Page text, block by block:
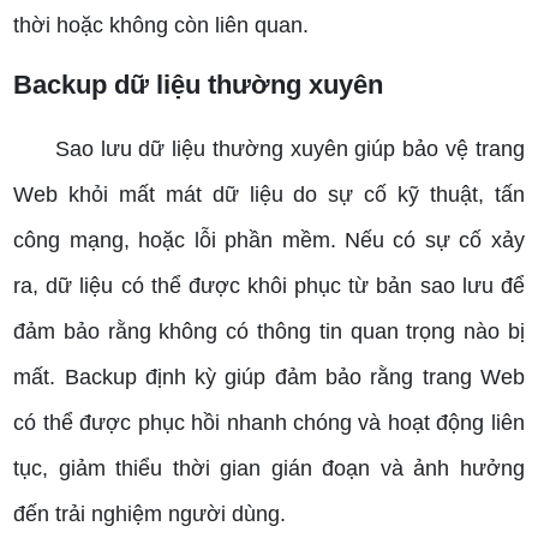
thời hoặc không còn liên quan.
Backup dữ liệu thường xuyên
Sao lưu dữ liệu thường xuyên giúp bảo vệ trang
Web khỏi mất mát dữ liệu do sự cố kỹ thuật, tấn
công mạng, hoặc lỗi phần mềm. Nếu có sự cố xảy
ra, dữ liệu có thể được khôi phục từ bản sao lưu để
đảm bảo rằng không có thông tin quan trọng nào bị
mất. Backup định kỳ giúp đảm bảo rằng trang Web
có thể được phục hồi nhanh chóng và hoạt động liên
tục, giảm thiểu thời gian gián đoạn và ảnh hưởng
đến trải nghiệm người dùng.